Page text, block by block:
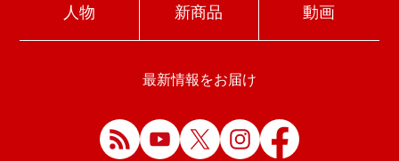
人物 新商品 動画
最新情報をお届け